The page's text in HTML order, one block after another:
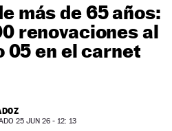
más de 65 años:
renovaciones al
05 en el carnet
25 JUN 26 - 12: 13